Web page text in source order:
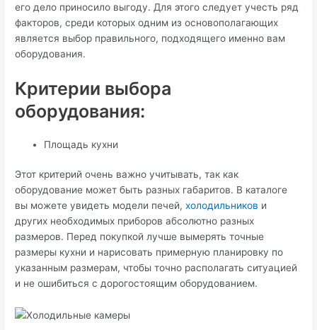
его дело приносило выгоду. Для этого следует учесть ряд
факторов, среди которых одним из основополагающих
является выбор правильного, подходящего именно вам
оборудования.
Критерии выбора
оборудования:
Площадь кухни
Этот критерий очень важно учитывать, так как
оборудование может быть разных габаритов. В каталоге
вы можете увидеть модели печей,холодильников и
других необходимых приборов абсолютно разных
размеров. Перед покупкой лучше вымерять точные
размеры кухни и нарисовать примерную планировку по
указанным размерам, чтобы точно располагать ситуацией
и не ошибиться с дорогостоящим оборудованием.